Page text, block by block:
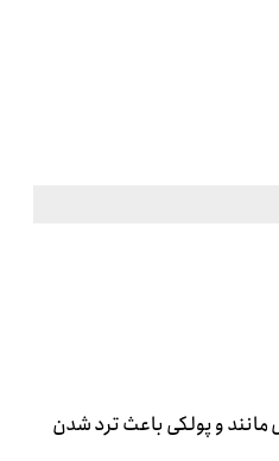
مانند و پولکی باعث ترد شدن